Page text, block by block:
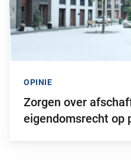
Zorgen over
eigendomsrecht op
OPINIE